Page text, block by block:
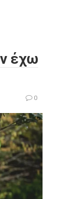
έχω
0